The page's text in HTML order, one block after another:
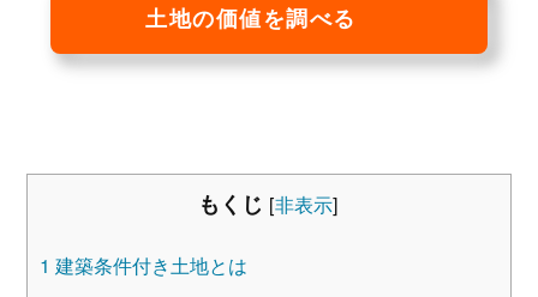
土地の価値を調べる
もくじ [非表示]
1 建築条件付き土地とは